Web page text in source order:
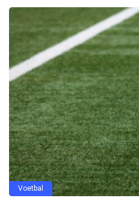
Voetbal